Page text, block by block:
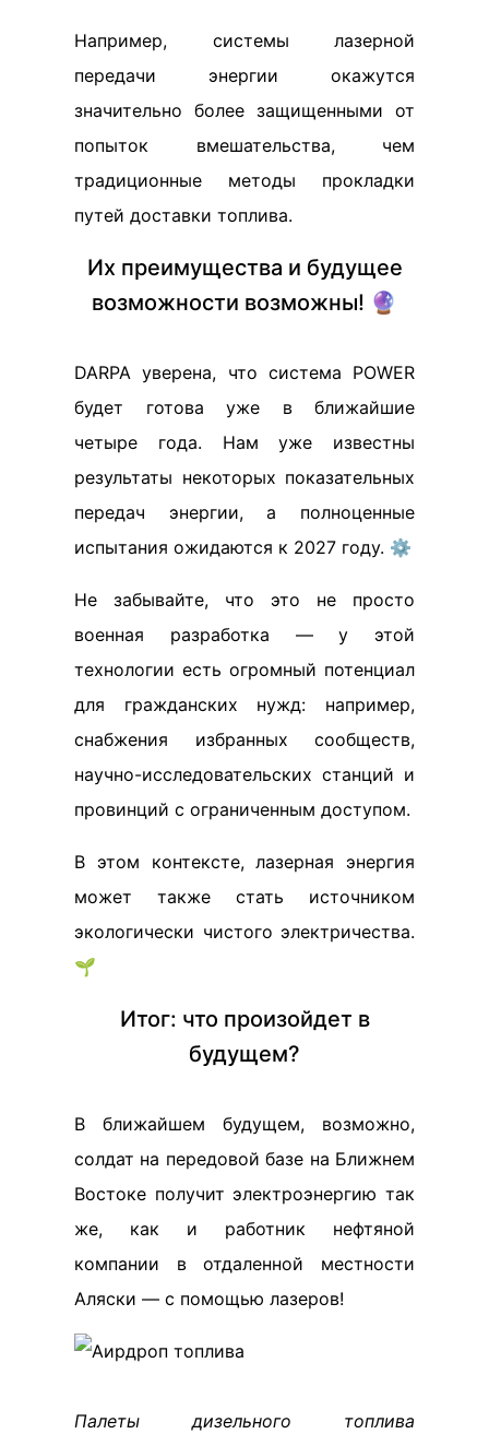
Например, системы лазерной
передачи энергии окажутся
значительно более защищенными от
попыток вмешательства, чем
традиционные методы прокладки
путей доставки топлива.
Их преимущества и будущее
возможности возможны! 🔮
DARPA уверена, что система POWER
будет готова уже в ближайшие
четыре года. Нам уже известны
результаты некоторых показательных
передач энергии, а полноценные
испытания ожидаются к 2027 году. ⚙️
Не забывайте, что это не просто
военная разработка — у этой
технологии есть огромный потенциал
для гражданских нужд: например,
снабжения избранных сообществ,
научно-исследовательских станций и
провинций с ограниченным доступом.
В этом контексте, лазерная энергия
может также стать источником
экологически чистого электричества.
🌱
Итог: что произойдет в
будущем?
В ближайшем будущем, возможно,
солдат на передовой базе на Ближнем
Востоке получит электроэнергию так
же, как и работник нефтяной
компании в отдаленной местности
Аляски — с помощью лазеров!
Палеты дизельного топлива